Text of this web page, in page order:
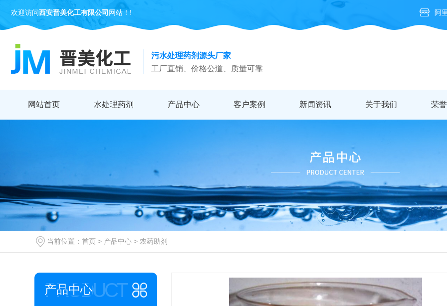
欢迎访问西安晋美化工有限公司 网站！! 阿
污水处理药剂源头厂家
工厂直销、价格公道、质量可靠
网站首页 水处理药剂 产品中心 客户案例 新闻资讯 关于我们 荣
当前位置： 首页 > 产品中心 > 农药助剂
PRODUCT
产品中心